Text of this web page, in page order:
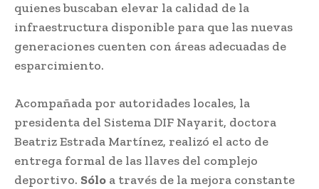
quienes buscaban elevar la calidad de la
infraestructura disponible para que las nuevas
generaciones cuenten con áreas adecuadas de
esparcimiento.
Acompañada por autoridades locales, la
presidenta del Sistema DIF Nayarit, doctora
Beatriz Estrada Martínez, realizó el acto de
entrega formal de las llaves del complejo
deportivo. Sólo a través de la mejora constante